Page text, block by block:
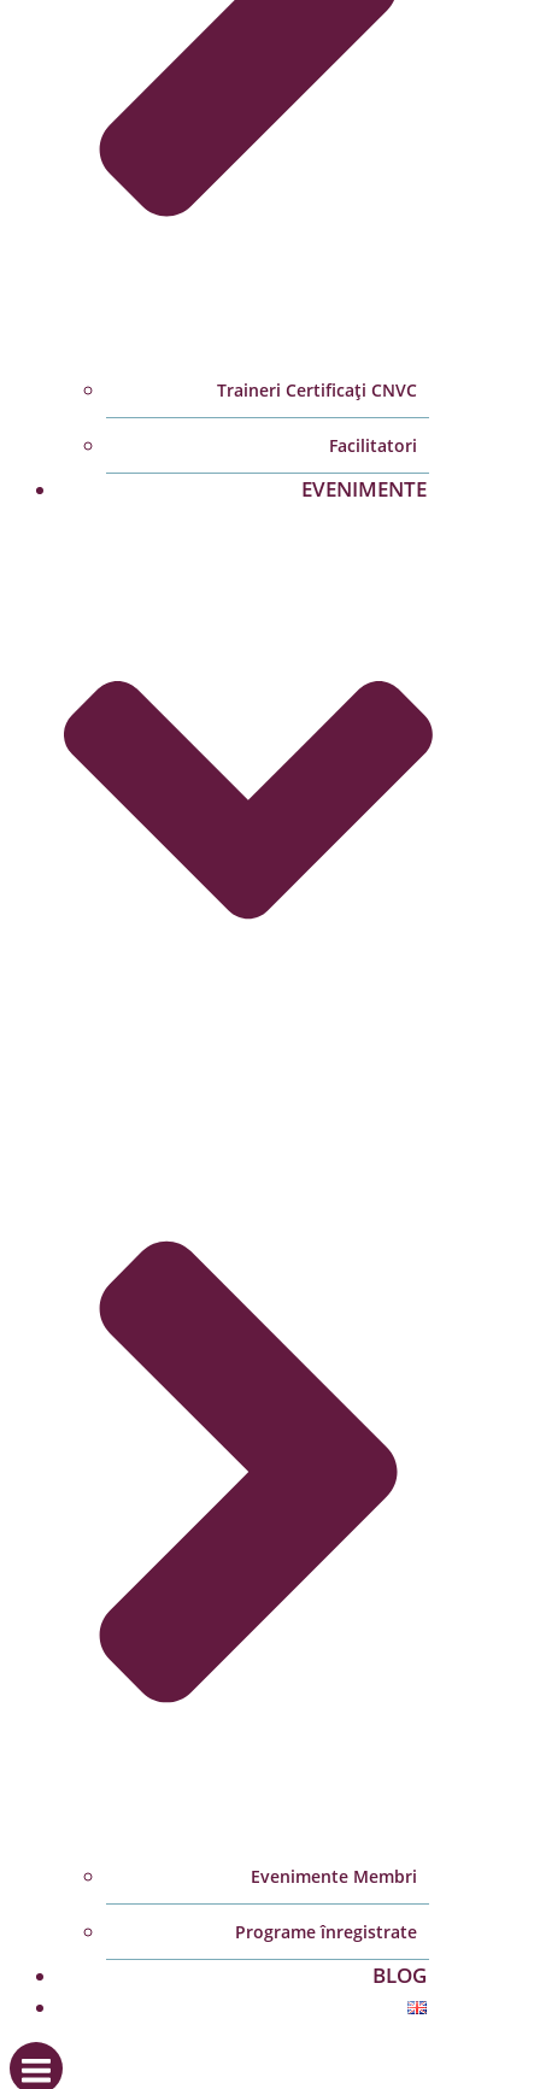
Traineri Certificați CNVC
Facilitatori
EVENIMENTE
Evenimente Membri
Programe înregistrate
BLOG